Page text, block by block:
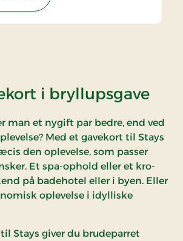
i bryllupsgave
man et nygift par bedre, end ved
Med et gavekort til Stays
den oplevelse, som passer
Et spa-ophold eller et kro-
på badehotel eller i byen. Eller
oplevelse i idylliske
Stays giver du brudeparret